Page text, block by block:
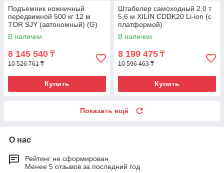
Подъемник ножничный
передвижной 500 кг 12 м
TOR SJY (автономный) (G)
В наличии
8 145 540 ₸
10 526 761 ₸
Купить
Штабелер самоходный 2,0 т
5,6 м XILIN CDDK20 Li-ion (с
платформой)
В наличии
8 199 475 ₸
10 596 463 ₸
Купить
Показать ещё
О нас
Рейтинг не сформирован
Менее 5 отзывов за последний год